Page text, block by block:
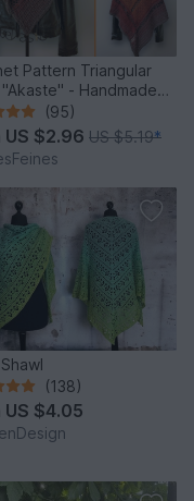
Pattern Triangular
- Handmade
Design
(95)
US $2.96 US $5.19*
(138)
US $4.05